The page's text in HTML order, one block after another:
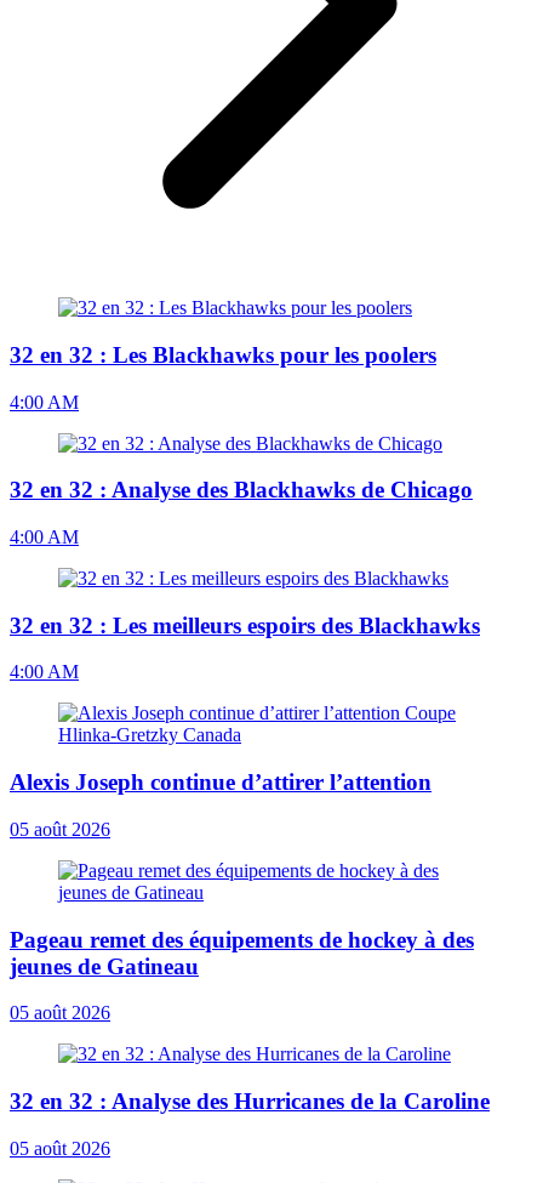
32 en 32 : Les Blackhawks pour les poolers
4:00 AM
32 en 32 : Analyse des Blackhawks de Chicago
4:00 AM
32 en 32 : Les meilleurs espoirs des Blackhawks
4:00 AM
Alexis Joseph continue d’attirer l’attention
05 août 2026
Pageau remet des équipements de hockey à des
jeunes de Gatineau
05 août 2026
32 en 32 : Analyse des Hurricanes de la Caroline
05 août 2026